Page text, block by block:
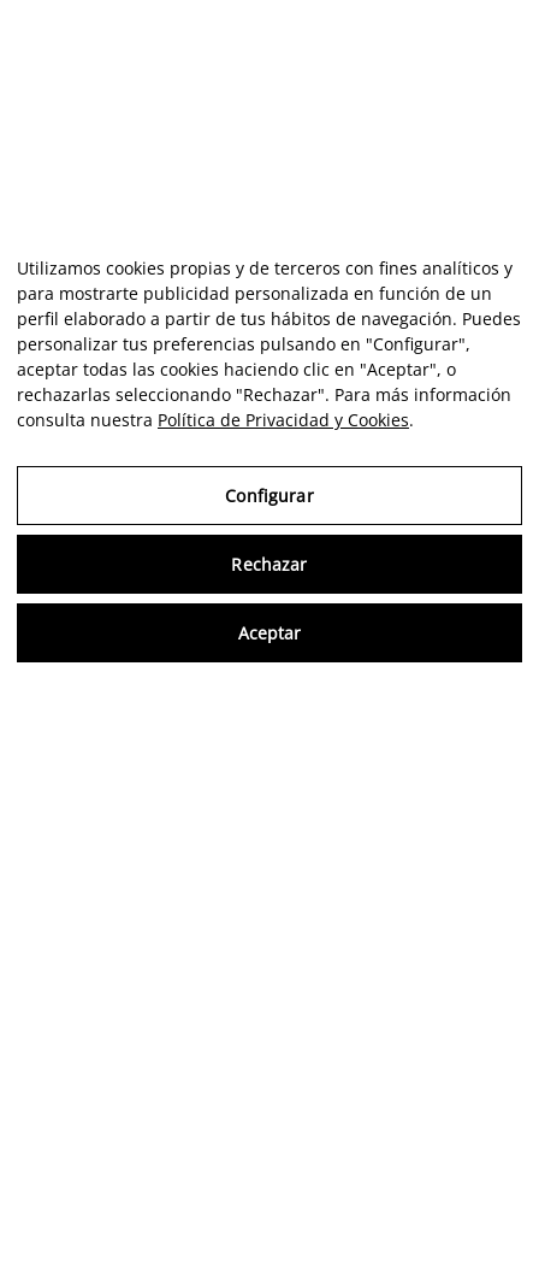
Utilizamos cookies propias y de terceros con fines analíticos y
para mostrarte publicidad personalizada en función de un
perfil elaborado a partir de tus hábitos de navegación. Puedes
personalizar tus preferencias pulsando en "Configurar",
aceptar todas las cookies haciendo clic en "Aceptar", o
rechazarlas seleccionando "Rechazar". Para más información
consulta nuestra Política de Privacidad y Cookies.
Configurar
Rechazar
Aceptar